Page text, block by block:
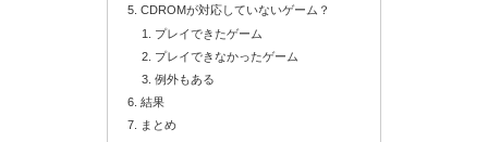
CDROMが対応していないゲーム？
プレイできたゲーム
プレイできなかったゲーム
例外もある
結果
まとめ